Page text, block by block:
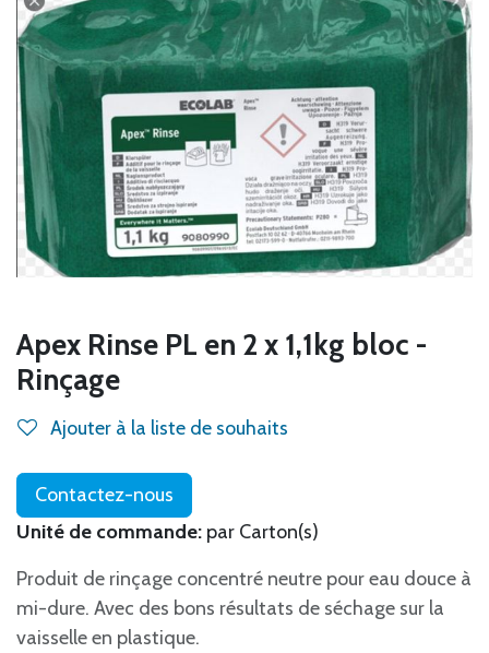
Apex Rinse PL en 2 x 1,1kg bloc -
Rinçage
Ajouter à la liste de souhaits
Contactez-nous
Unité de commande: par Carton(s)
Produit de rinçage concentré neutre pour eau douce à
mi-dure. Avec des bons résultats de séchage sur la
vaisselle en plastique.